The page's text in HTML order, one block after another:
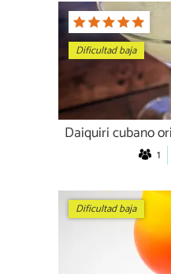
Dificultad baja
Daiquiri cubano
1
Dificultad baja